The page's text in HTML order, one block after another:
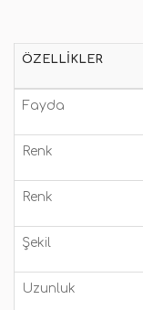
ÖZELLIKLER
Fayda
Renk
Renk
Şekil
Uzunluk